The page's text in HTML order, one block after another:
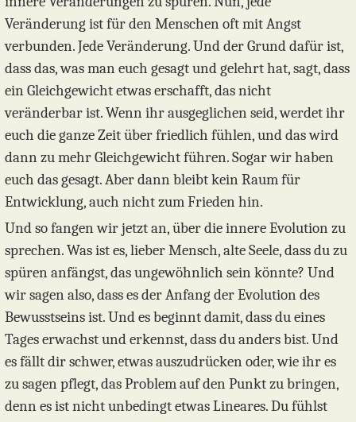
Veränderung ist für den Menschen oft mit Angst
verbunden. Jede Veränderung. Und der Grund dafür ist,
dass das, was man euch gesagt und gelehrt hat, sagt, dass
ein Gleichgewicht etwas erschafft, das nicht
veränderbar ist. Wenn ihr ausgeglichen seid, werdet ihr
euch die ganze Zeit über friedlich fühlen, und das wird
dann zu mehr Gleichgewicht führen. Sogar wir haben
euch das gesagt. Aber dann bleibt kein Raum für
Entwicklung, auch nicht zum Frieden hin.
Und so fangen wir jetzt an, über die innere Evolution zu
sprechen. Was ist es, lieber Mensch, alte Seele, dass du zu
spüren anfängst, das ungewöhnlich sein könnte? Und
wir sagen also, dass es der Anfang der Evolution des
Bewusstseins ist. Und es beginnt damit, dass du eines
Tages erwachst und erkennst, dass du anders bist. Und
es fällt dir schwer, etwas auszudrücken oder, wie ihr es
zu sagen pflegt, das Problem auf den Punkt zu bringen,
denn es ist nicht unbedingt etwas Lineares. Du fühlst